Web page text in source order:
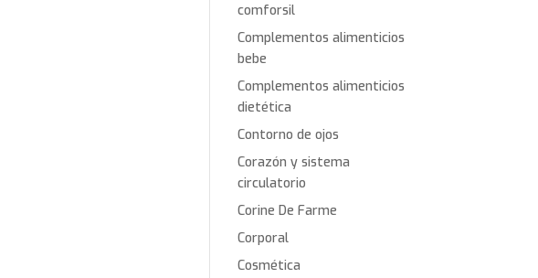
comforsil
Complementos alimenticios
bebe
Complementos alimenticios
dietética
Contorno de ojos
Corazón y sistema
circulatorio
Corine De Farme
Corporal
Cosmética